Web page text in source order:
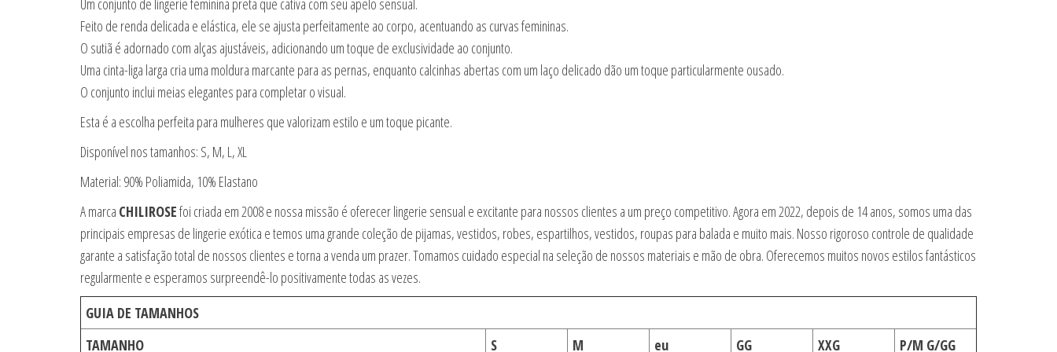
Um conjunto de lingerie feminina preta que cativa com seu apelo sensual.
Feito de renda delicada e elástica, ele se ajusta perfeitamente ao corpo, acentuando as curvas femininas.
O sutiã é adornado com alças ajustáveis, adicionando um toque de exclusividade ao conjunto.
Uma cinta-liga larga cria uma moldura marcante para as pernas, enquanto calcinhas abertas com um laço delicado dão um toque particularmente ousado.
O conjunto inclui meias elegantes para completar o visual.
Esta é a escolha perfeita para mulheres que valorizam estilo e um toque picante.
Disponível nos tamanhos: S, M, L, XL
Material: 90% Poliamida, 10% Elastano
A marca CHILIROSEfoi criada em 2008 e nossa missão é oferecer lingerie sensual e excitante para nossos clientes a um preço competitivo. Agora em 2022, depois de 14 anos, somos uma das
principais empresas de lingerie exótica e temos uma grande coleção de pijamas, vestidos, robes, espartilhos, vestidos, roupas para balada e muito mais. Nosso rigoroso controle de qualidade
garante a satisfação total de nossos clientes e torna a venda um prazer. Tomamos cuidado especial na seleção de nossos materiais e mão de obra. Oferecemos muitos novos estilos fantásticos
regularmente e esperamos surpreendê-lo positivamente todas as vezes.
GUIA DE TAMANHOS
TAMANHO
S M eu GG XXG P/M G/GG